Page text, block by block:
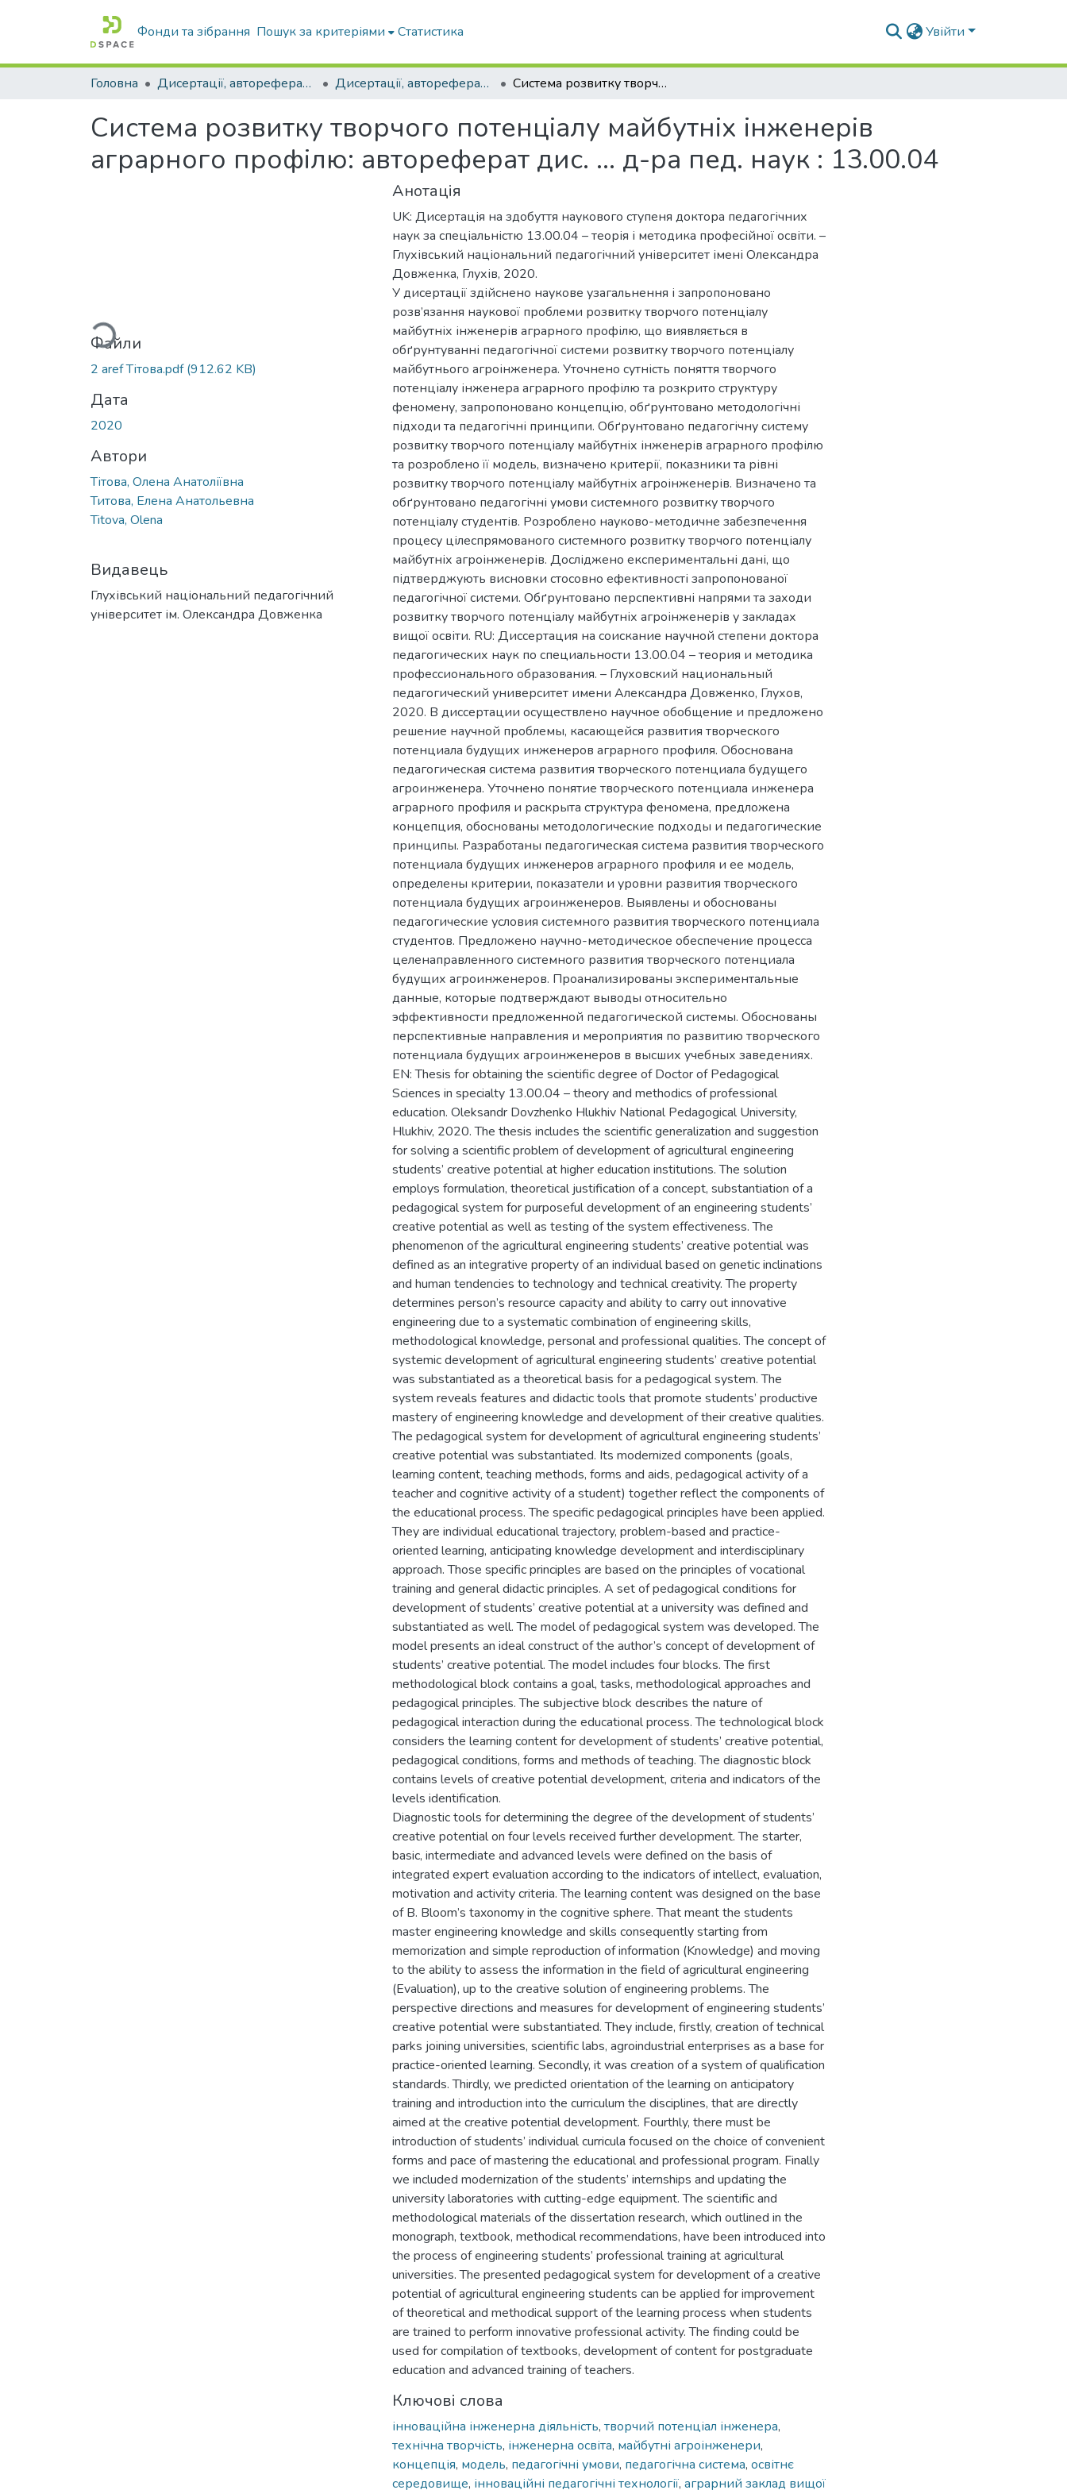
Фонди та зібрання Пошук за критеріями Статистика Увійти
Головна Дисертації, автореферати дисертацій Дисертації, автореферати дисертацій Система розвитку творчого потенціалу майбутніх інженерів аграрного профілю: автореферат дис. ... д-ра пед. наук : 13.00.04
Система розвитку творчого потенціалу майбутніх інженерів
аграрного профілю: автореферат дис. ... д-ра пед. наук : 13.00.04
Вантажиться...
Файли
2 aref Тітова.pdf(912.62 KB)
Дата
2020
Автори
Тітова, Олена Анатоліївна
Титова, Елена Анатольевна
Titova, Olena
Видавець
Глухівський національний педагогічний
університет ім. Олександра Довженка
Анотація
UK: Дисертація на здобуття наукового ступеня доктора педагогічних
наук за спеціальністю 13.00.04 – теорія і методика професійної освіти. –
Глухівський національний педагогічний університет імені Олександра
Довженка, Глухів, 2020.
У дисертації здійснено наукове узагальнення і запропоновано
розв’язання наукової проблеми розвитку творчого потенціалу
майбутніх інженерів аграрного профілю, що виявляється в
обґрунтуванні педагогічної системи розвитку творчого потенціалу
майбутнього агроінженера. Уточнено сутність поняття творчого
потенціалу інженера аграрного профілю та розкрито структуру
феномену, запропоновано концепцію, обґрунтовано методологічні
підходи та педагогічні принципи. Обґрунтовано педагогічну систему
розвитку творчого потенціалу майбутніх інженерів аграрного профілю
та розроблено її модель, визначено критерії, показники та рівні
розвитку творчого потенціалу майбутніх агроінженерів. Визначено та
обґрунтовано педагогічні умови системного розвитку творчого
потенціалу студентів. Розроблено науково-методичне забезпечення
процесу цілеспрямованого системного розвитку творчого потенціалу
майбутніх агроінженерів. Досліджено експериментальні дані, що
підтверджують висновки стосовно ефективності запропонованої
педагогічної системи. Обґрунтовано перспективні напрями та заходи
розвитку творчого потенціалу майбутніх агроінженерів у закладах
вищої освіти. RU: Диссертация на соискание научной степени доктора
педагогических наук по специальности 13.00.04 – теория и методика
профессионального образования. – Глуховский национальный
педагогический университет имени Александра Довженко, Глухов,
2020. В диссертации осуществлено научное обобщение и предложено
решение научной проблемы, касающейся развития творческого
потенциала будущих инженеров аграрного профиля. Обоснована
педагогическая система развития творческого потенциала будущего
агроинженера. Уточнено понятие творческого потенциала инженера
аграрного профиля и раскрыта структура феномена, предложена
концепция, обоснованы методологические подходы и педагогические
принципы. Разработаны педагогическая система развития творческого
потенциала будущих инженеров аграрного профиля и ее модель,
определены критерии, показатели и уровни развития творческого
потенциала будущих агроинженеров. Выявлены и обоснованы
педагогические условия системного развития творческого потенциала
студентов. Предложено научно-методическое обеспечение процесса
целенаправленного системного развития творческого потенциала
будущих агроинженеров. Проанализированы экспериментальные
данные, которые подтверждают выводы относительно
эффективности предложенной педагогической системы. Обоснованы
перспективные направления и мероприятия по развитию творческого
потенциала будущих агроинженеров в высших учебных заведениях.
EN: Thesis for obtaining the scientific degree of Doctor of Pedagogical
Sciences in specialty 13.00.04 – theory and methodics of professional
education. Oleksandr Dovzhenko Hlukhiv National Pedagogical University,
Hlukhiv, 2020. The thesis includes the scientific generalization and suggestion
for solving a scientific problem of development of agricultural engineering
students’ creative potential at higher education institutions. The solution
employs formulation, theoretical justification of a concept, substantiation of a
pedagogical system for purposeful development of an engineering students’
creative potential as well as testing of the system effectiveness. The
phenomenon of the agricultural engineering students’ creative potential was
defined as an integrative property of an individual based on genetic inclinations
and human tendencies to technology and technical creativity. The property
determines person’s resource capacity and ability to carry out innovative
engineering due to a systematic combination of engineering skills,
methodological knowledge, personal and professional qualities. The concept of
systemic development of agricultural engineering students’ creative potential
was substantiated as a theoretical basis for a pedagogical system. The
system reveals features and didactic tools that promote students’ productive
mastery of engineering knowledge and development of their creative qualities.
The pedagogical system for development of agricultural engineering students’
creative potential was substantiated. Its modernized components (goals,
learning content, teaching methods, forms and aids, pedagogical activity of a
teacher and cognitive activity of a student) together reflect the components of
the educational process. The specific pedagogical principles have been applied.
They are individual educational trajectory, problem-based and practice-
oriented learning, anticipating knowledge development and interdisciplinary
approach. Those specific principles are based on the principles of vocational
training and general didactic principles. A set of pedagogical conditions for
development of students’ creative potential at a university was defined and
substantiated as well. The model of pedagogical system was developed. The
model presents an ideal construct of the author’s concept of development of
students’ creative potential. The model includes four blocks. The first
methodological block contains a goal, tasks, methodological approaches and
pedagogical principles. The subjective block describes the nature of
pedagogical interaction during the educational process. The technological block
considers the learning content for development of students’ creative potential,
pedagogical conditions, forms and methods of teaching. The diagnostic block
contains levels of creative potential development, criteria and indicators of the
levels identification.
Diagnostic tools for determining the degree of the development of students’
creative potential on four levels received further development. The starter,
basic, intermediate and advanced levels were defined on the basis of
integrated expert evaluation according to the indicators of intellect, evaluation,
motivation and activity criteria. The learning content was designed on the base
of B. Bloom’s taxonomy in the cognitive sphere. That meant the students
master engineering knowledge and skills consequently starting from
memorization and simple reproduction of information (Knowledge) and moving
to the ability to assess the information in the field of agricultural engineering
(Evaluation), up to the creative solution of engineering problems. The
perspective directions and measures for development of engineering students’
creative potential were substantiated. They include, firstly, creation of technical
parks joining universities, scientific labs, agroindustrial enterprises as a base for
practice-oriented learning. Secondly, it was creation of a system of qualification
standards. Thirdly, we predicted orientation of the learning on anticipatory
training and introduction into the curriculum the disciplines, that are directly
aimed at the creative potential development. Fourthly, there must be
introduction of students’ individual curricula focused on the choice of convenient
forms and pace of mastering the educational and professional program. Finally
we included modernization of the students’ internships and updating the
university laboratories with cutting-edge equipment. The scientific and
methodological materials of the dissertation research, which outlined in the
monograph, textbook, methodical recommendations, have been introduced into
the process of engineering students’ professional training at agricultural
universities. The presented pedagogical system for development of a creative
potential of agricultural engineering students can be applied for improvement
of theoretical and methodical support of the learning process when students
are trained to perform innovative professional activity. The finding could be
used for compilation of textbooks, development of content for postgraduate
education and advanced training of teachers.
Ключові слова
інноваційна інженерна діяльність, творчий потенціал інженера,
технічна творчість, інженерна освіта, майбутні агроінженери,
концепція, модель, педагогічні умови, педагогічна система, освітнє
середовище, інноваційні педагогічні технології, аграрний заклад вищої